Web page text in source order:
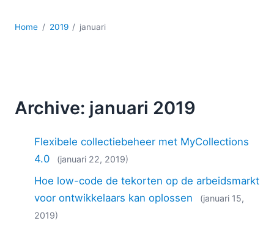
XBRL
2026
2024
2023
2022
2020
2019
Home 2019 januari
Archive: januari 2019
Flexibele collectiebeheer met MyCollections
4.0
(januari 22, 2019)
Hoe low-code de tekorten op de arbeidsmarkt
voor ontwikkelaars kan oplossen
(januari 15,
2019)